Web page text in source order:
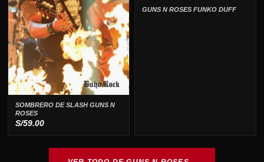
SOMBRERO DE SLASH GUNS N
ROSES
S/59.00
GUNS N ROSES FUNKO DUFF